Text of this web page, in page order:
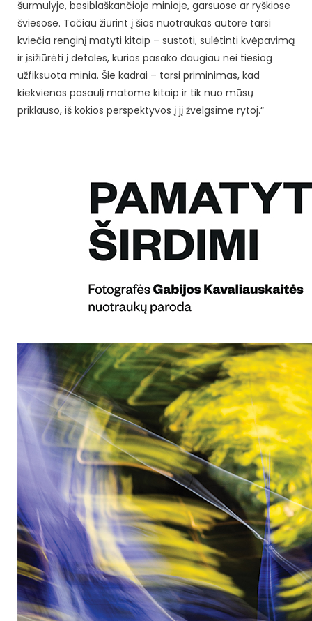
šurmulyje, besiblaškančioje minioje, garsuose ar ryškiose
šviesose. Tačiau žiūrint į šias nuotraukas autorė tarsi
kviečia renginį matyti kitaip – sustoti, sulėtinti kvėpavimą
ir įsižiūrėti į detales, kurios pasako daugiau nei tiesiog
užfiksuota minia. Šie kadrai – tarsi priminimas, kad
kiekvienas pasaulį matome kitaip ir tik nuo mūsų
priklauso, iš kokios perspektyvos į jį žvelgsime rytoj.“